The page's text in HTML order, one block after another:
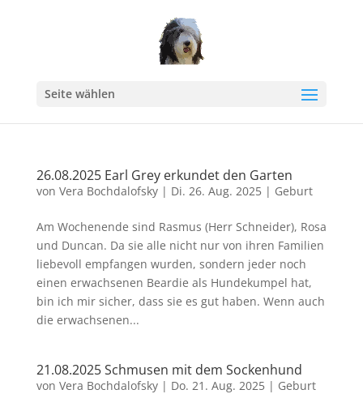
Seite wählen
26.08.2025 Earl Grey erkundet den Garten
von Vera Bochdalofsky| Di. 26. Aug. 2025| Geburt
Am Wochenende sind Rasmus (Herr Schneider), Rosa
und Duncan. Da sie alle nicht nur von ihren Familien
liebevoll empfangen wurden, sondern jeder noch
einen erwachsenen Beardie als Hundekumpel hat,
bin ich mir sicher, dass sie es gut haben. Wenn auch
die erwachsenen...
21.08.2025 Schmusen mit dem Sockenhund
von Vera Bochdalofsky| Do. 21. Aug. 2025| Geburt